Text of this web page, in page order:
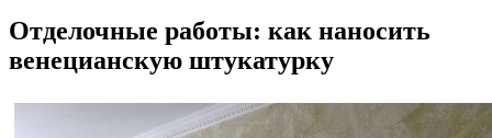
Отделочные работы: как наносить
венецианскую штукатурку